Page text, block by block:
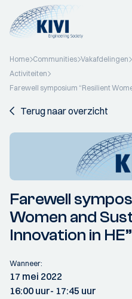
Home Communities Vakafdelingen
Activiteiten
Farewell symposium “Resilient
Terug naar overzicht
Farewell
Women and
Innovation in HE”
Wanneer:
17 mei 2022
16:00 uur- 17:45 uur